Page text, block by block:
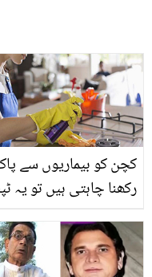
کچن کو بیماریوں سے
رکھنا چاہتی ہیں تو یہ